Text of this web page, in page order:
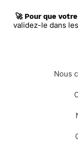
🚀 Pour que votre
validez-le dans
Nous